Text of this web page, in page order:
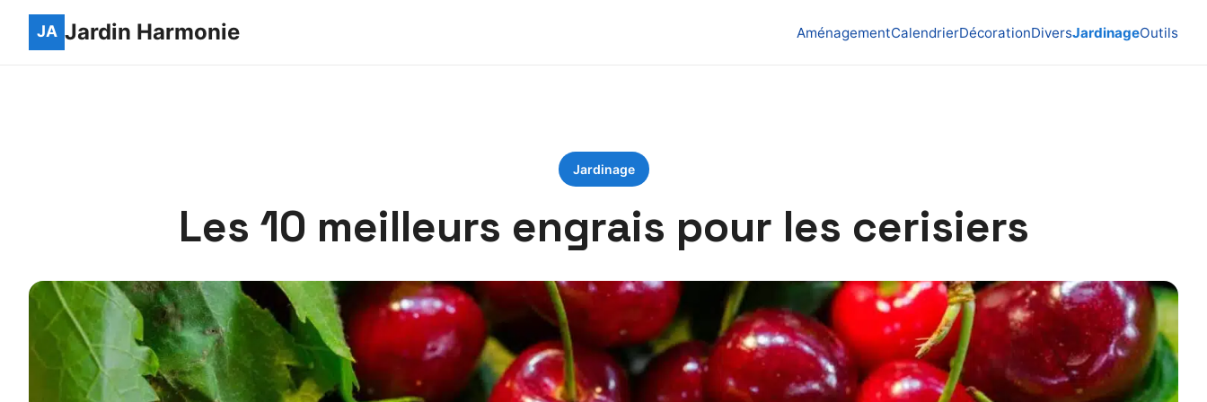
Jardin Harmonie AménagementCalendrierDécorationDiversJardinageOutils
Jardinage
Les 10 meilleurs engrais pour les cerisiers